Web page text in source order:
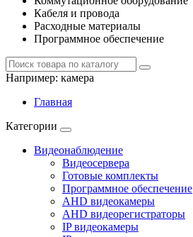
Кабеля и провода
Расходные материалы
Программное обеспечение
Например: камера
Главная
Категории
Видеонаблюдение
Видеосервера
Готовые комплекты
Программное обеспечение
AHD видеокамеры
AHD видеорегистраторы
IP видеокамеры